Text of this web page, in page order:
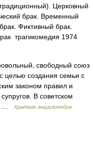
Церковный
брак. Временный
Фиктивный брак.
трагикомедия 1974
свободный союз
создания семьи с
законом правил и
В советском
…
Краткая энциклопедия